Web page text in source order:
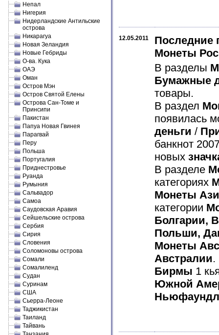
Непал
Нигерия
Нидерландские Антильские
острова
Никарагуа
Новая Зеландия
Новые Гебриды
О-ва. Кука
ОАЭ
Оман
Остров Мэн
Остров Святой Елены
Острова Сан-Томе и
Принсипи
Пакистан
Папуа Новая Гвинея
Парагвай
Перу
Польша
Португалия
Приднестровье
Руанда
Румыния
Сальвадор
Самоа
Саудовская Аравия
Сейшельские острова
Сербия
Сирия
Словения
Соломоновы острова
Сомали
Сомалиленд
Судан
Суринам
США
Сьерра-Леоне
Таджикистан
Таиланд
Тайвань
12.05.2011
Последние
Монеты
В разделы
Бумажные
товары.
В раздел
появилась
деньги /
банкнот
новых
В разделе
категориях
Монеты
категории
Болгарии,
Польши,
Монеты
Австралии.
Бирмы 1
Южной